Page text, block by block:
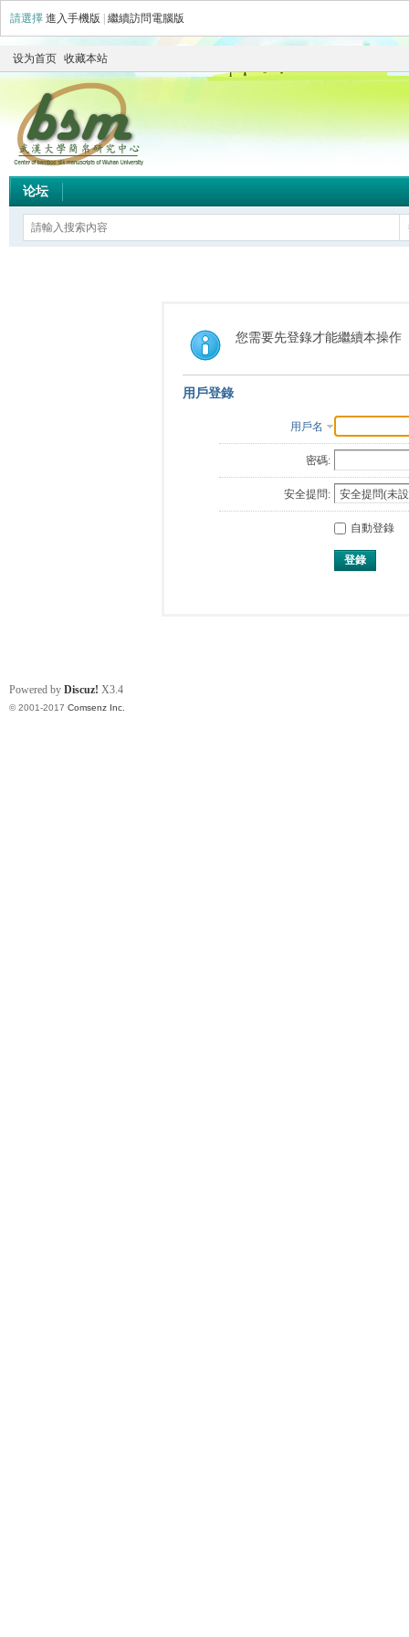
請選擇 進入手機版 繼續訪問電腦版
设为首页 收藏本站
论坛
您需要先登錄才能繼續本操作
用戶登錄
用戶名
密碼:
安全提問:
自動登錄
登錄
Powered by Discuz! X3.4
© 2001-2017 Comsenz Inc.